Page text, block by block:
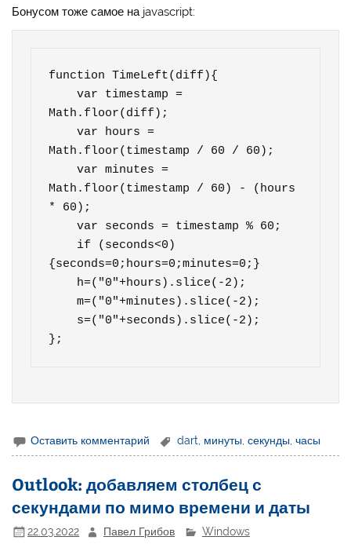
Бонусом тоже самое на javascript:
function TimeLeft(diff){
    var timestamp =
Math.floor(diff);
    var hours =
Math.floor(timestamp / 60 / 60);
    var minutes =
Math.floor(timestamp / 60) - (hours
* 60);
    var seconds = timestamp % 60;
{seconds=0;hours=0;minutes=0;}
    m=("0"+minutes).slice(-2);
};
Оставить комментарий dart минуты ,секунды ,часы
Outlook: добавляем столбец с
секундами по мимо времени и даты
22.03.2022 Павел Грибов Windows